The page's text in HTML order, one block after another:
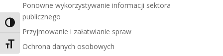
Toggle High Contrast
Toggle Font size
Ponowne wykorzystywanie informacji sektora
publicznego
Przyjmowanie i załatwianie spraw
Ochrona danych osobowych